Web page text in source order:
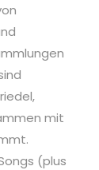
mit
(plus